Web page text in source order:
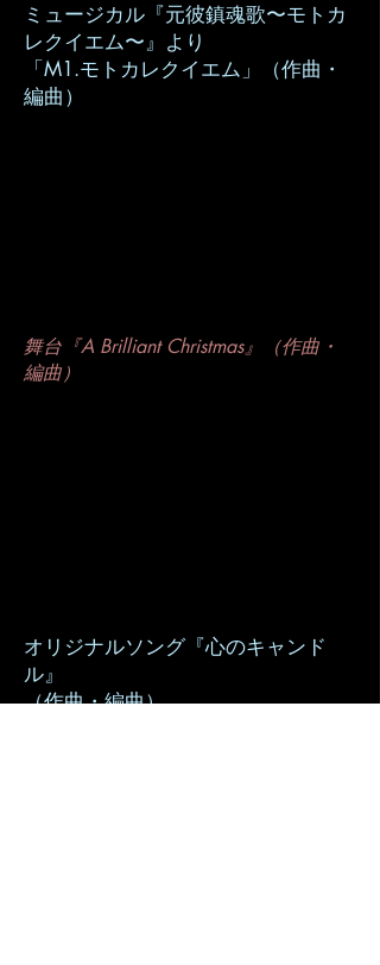
ミュージカル『元彼鎮魂歌〜モトカ
レクイエム〜』より
「M1.モトカレクイエム」（作曲・
編曲）
舞台『A Brilliant Christmas』（作曲・
編曲）
​オリジナルソング『心のキャンド
ル』
（作曲・編曲）